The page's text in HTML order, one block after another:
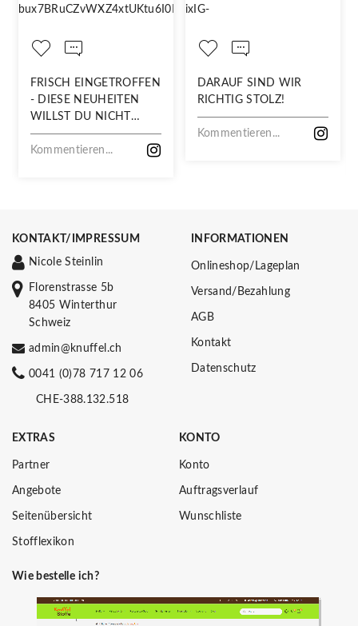
FRISCH EINGETROFFEN
- DIESE NEUHEITEN
WILLST DU NICHT
VERPASSEN!
Kommentieren...
DARAUF SIND WIR
RICHTIG STOLZ!
Kommentieren...
KONTAKT/IMPRESSUM
Nicole Steinlin
Florenstrasse 5b
8405 Winterthur
Schweiz
admin@knuffel.ch
0041 (0)78 717 12 06
CHE-388.132.518
INFORMATIONEN
Onlineshop/Lageplan
Versand/Bezahlung
AGB
Kontakt
Datenschutz
EXTRAS
Partner
Angebote
Seitenübersicht
Stofflexikon
KONTO
Konto
Auftragsverlauf
Wunschliste
Wie bestelle ich?